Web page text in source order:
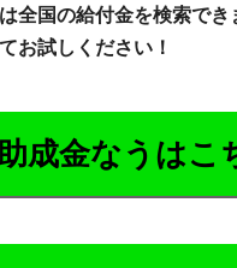
全国の給付金を検索でき
お試しください！
成金なうはこ